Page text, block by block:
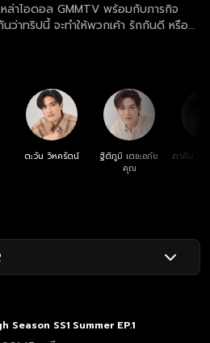
ล่าไอดอล GMMTV พร้อมกับภารกิจ
าทริปนี้ จะทำให้พวกเค้า รักกันดี หรือจะ
กันได้เลย!
ตะวัน วิหครัตน์
ฐิติภูมิ เตชะอภัย
คุณ
ภาคิน คุ
Season SS1 Summer EP.1